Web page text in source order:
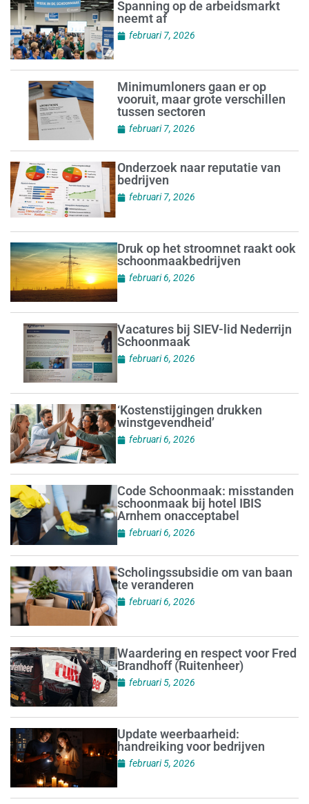
Spanning op de arbeidsmarkt
neemt af
februari 7, 2026
Minimumloners gaan er op
vooruit, maar grote verschillen
tussen sectoren
februari 7, 2026
Onderzoek naar reputatie van
bedrijven
februari 7, 2026
Druk op het stroomnet raakt ook
schoonmaakbedrijven
februari 6, 2026
Vacatures bij SIEV-lid Nederrijn
Schoonmaak
februari 6, 2026
‘Kostenstijgingen drukken
winstgevendheid’
februari 6, 2026
Code Schoonmaak: misstanden
schoonmaak bij hotel IBIS
Arnhem onacceptabel
februari 6, 2026
Scholingssubsidie om van baan
te veranderen
februari 6, 2026
Waardering en respect voor Fred
Brandhoff (Ruitenheer)
februari 5, 2026
Update weerbaarheid:
handreiking voor bedrijven
februari 5, 2026